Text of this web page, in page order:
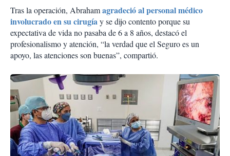
Tras la operación, Abrahamagradeció al personal médico
involucrado en su cirugíay se dijo contento porque su
expectativa de vida no pasaba de 6 a 8 años, destacó el
profesionalismo y atención, “la verdad que el Seguro es un
apoyo, las atenciones son buenas”, compartió.